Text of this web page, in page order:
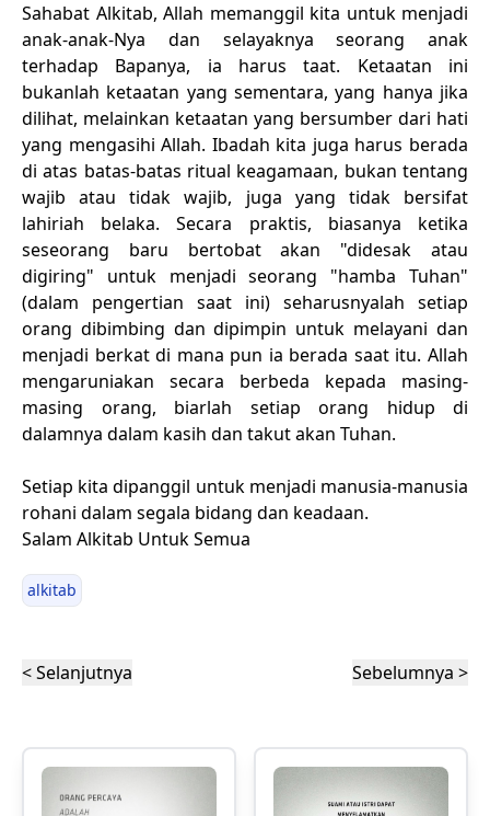
Sahabat Alkitab, Allah memanggil kita untuk menjadi
anak-anak-Nya dan selayaknya seorang anak
terhadap Bapanya, ia harus taat. Ketaatan ini
bukanlah ketaatan yang sementara, yang hanya jika
dilihat, melainkan ketaatan yang bersumber dari hati
yang mengasihi Allah. Ibadah kita juga harus berada
di atas batas-batas ritual keagamaan, bukan tentang
wajib atau tidak wajib, juga yang tidak bersifat
lahiriah belaka. Secara praktis, biasanya ketika
seseorang baru bertobat akan "didesak atau
digiring" untuk menjadi seorang "hamba Tuhan"
(dalam pengertian saat ini) seharusnyalah setiap
orang dibimbing dan dipimpin untuk melayani dan
menjadi berkat di mana pun ia berada saat itu. Allah
mengaruniakan secara berbeda kepada masing-
masing orang, biarlah setiap orang hidup di
dalamnya dalam kasih dan takut akan Tuhan.
Setiap kita dipanggil untuk menjadi manusia-manusia
rohani dalam segala bidang dan keadaan.
Salam Alkitab Untuk Semua
alkitab
< Selanjutnya Sebelumnya >